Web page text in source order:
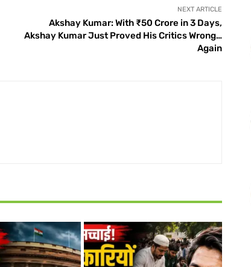
NEXT ARTICLE
Akshay Kumar: With ₹50 Crore in 3 Days,
Akshay Kumar Just Proved His Critics Wrong…
Again